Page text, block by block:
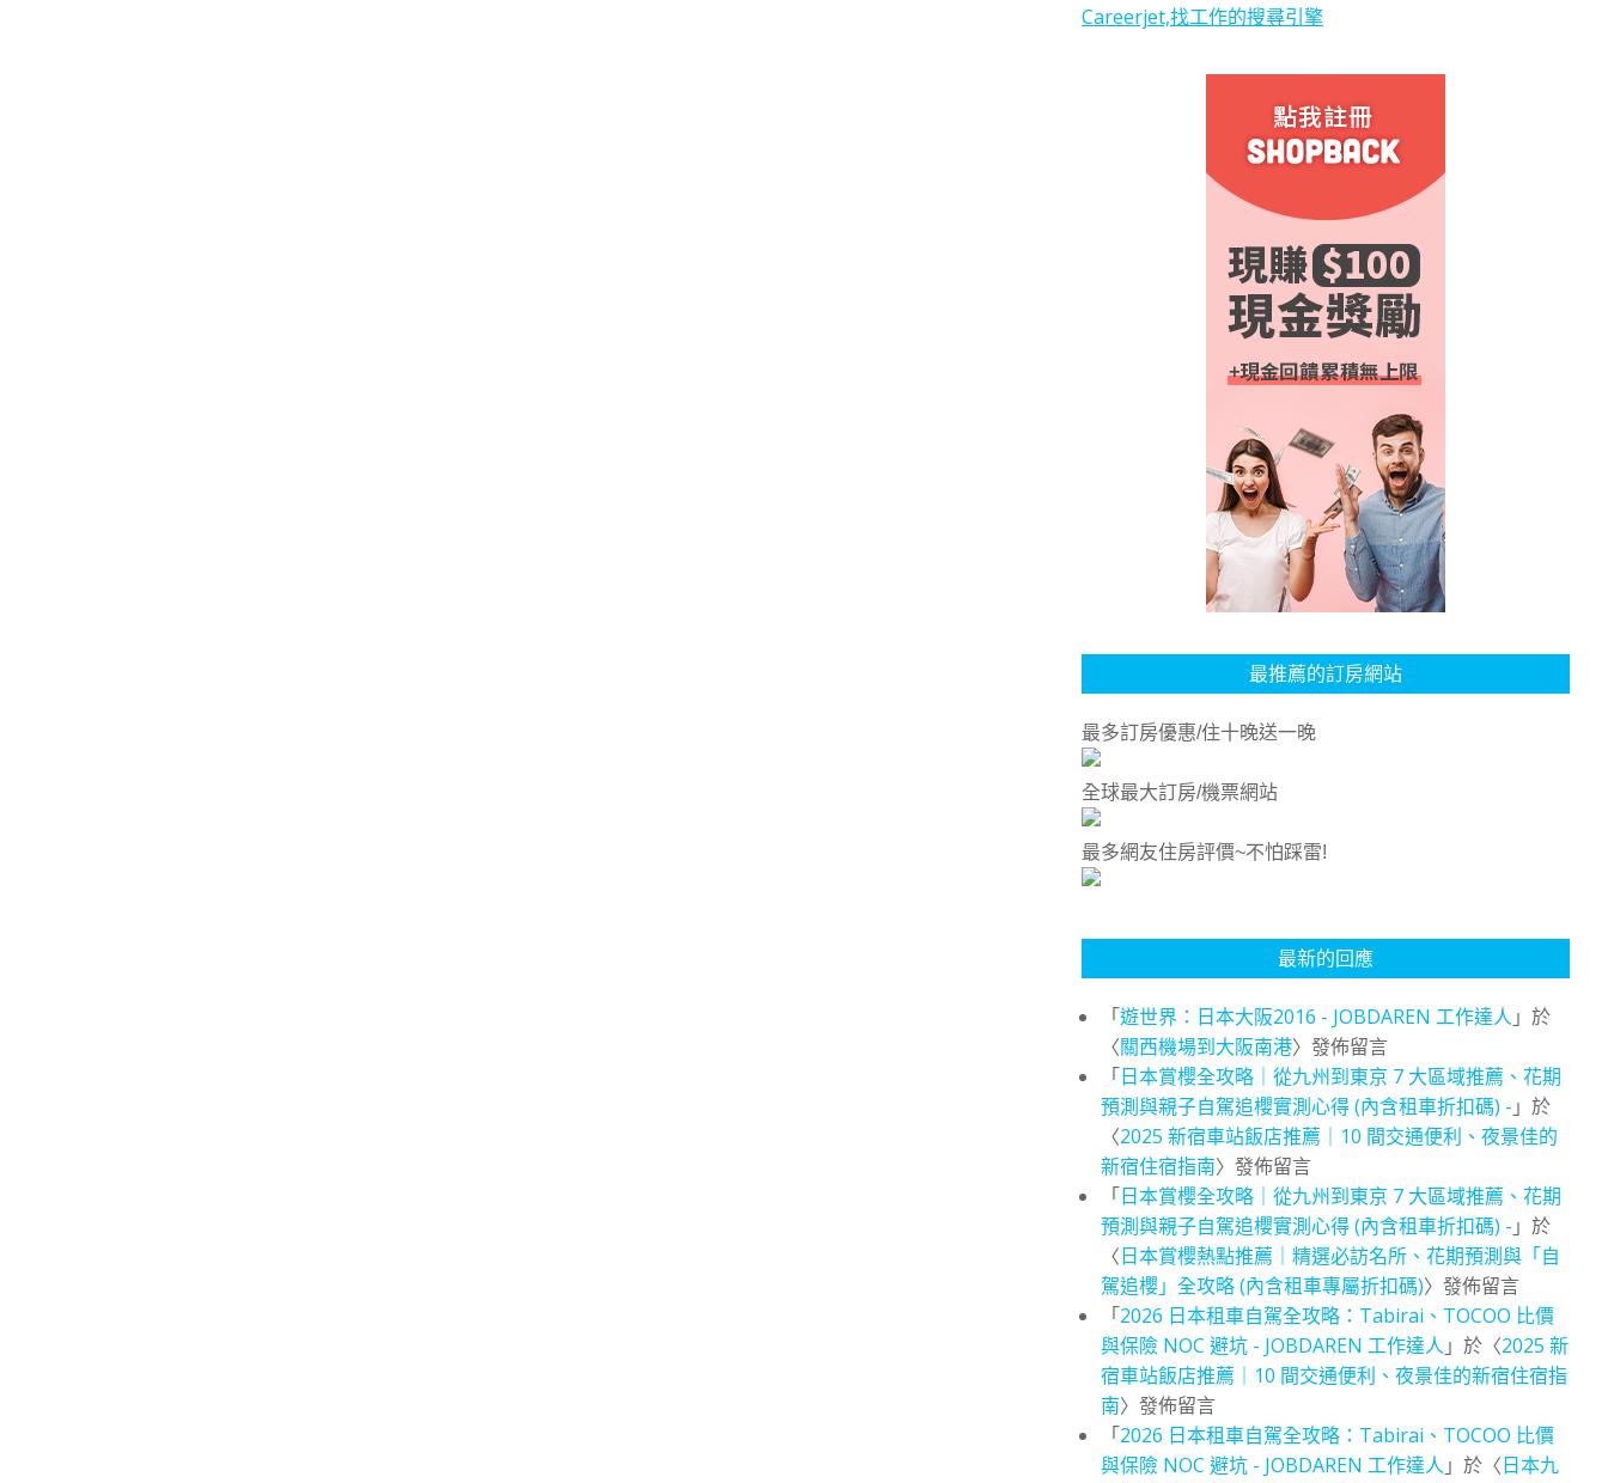
Careerjet,找工作的搜尋引擎
最推薦的訂房網站
最多訂房優惠/住十晚送一晚
全球最大訂房/機票網站
最多網友住房評價~不怕踩雷!
最新的回應
「遊世界：日本大阪2016 - JOBDAREN 工作達人 」於
〈關西機場到大阪南港〉發佈留言
「日本賞櫻全攻略｜從九州到東京 7 大區域推薦、花期
預測與親子自駕追櫻實測心得 (內含租車折扣碼) - 」於
〈2025 新宿車站飯店推薦｜10 間交通便利、夜景佳的
新宿住宿指南〉發佈留言
「日本賞櫻全攻略｜從九州到東京 7 大區域推薦、花期
預測與親子自駕追櫻實測心得 (內含租車折扣碼) - 」於
〈日本賞櫻熱點推薦｜精選必訪名所、花期預測與「自
駕追櫻」全攻略 (內含租車專屬折扣碼)〉發佈留言
「2026 日本租車自駕全攻略：Tabirai、TOCOO 比價
與保險 NOC 避坑 - JOBDAREN 工作達人 」於〈2025 新
宿車站飯店推薦｜10 間交通便利、夜景佳的新宿住宿指
南〉發佈留言
「2026 日本租車自駕全攻略：Tabirai、TOCOO 比價
與保險 NOC 避坑 - JOBDAREN 工作達人 」於〈日本九